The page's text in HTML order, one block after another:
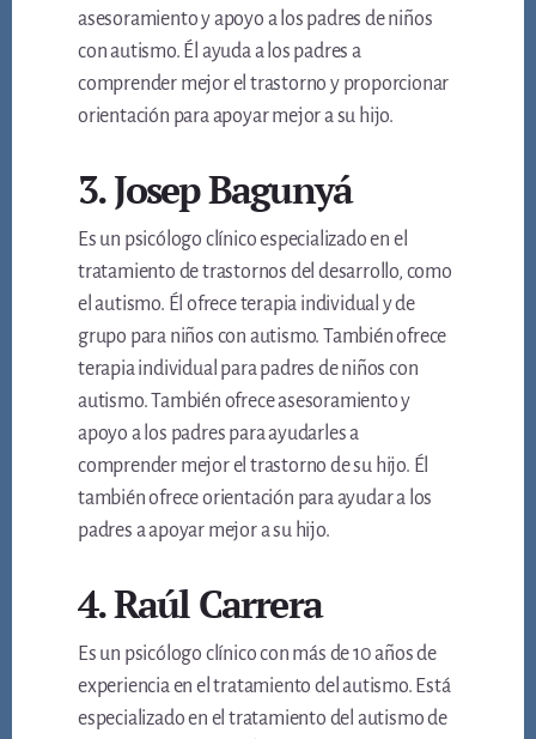
asesoramiento y apoyo a los padres de niños
con autismo. Él ayuda a los padres a
comprender mejor el trastorno y proporcionar
orientación para apoyar mejor a su hijo.
3. Josep Bagunyá
Es un psicólogo clínico especializado en el
tratamiento de trastornos del desarrollo, como
el autismo. Él ofrece terapia individual y de
grupo para niños con autismo. También ofrece
terapia individual para padres de niños con
autismo. También ofrece asesoramiento y
apoyo a los padres para ayudarles a
comprender mejor el trastorno de su hijo. Él
también ofrece orientación para ayudar a los
padres a apoyar mejor a su hijo.
4. Raúl Carrera
Es un psicólogo clínico con más de 10 años de
experiencia en el tratamiento del autismo. Está
especializado en el tratamiento del autismo de